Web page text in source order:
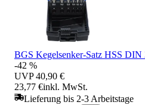
BGS Kegelsenker-Satz HSS DIN
-42 %
UVP 40,90 €
23,77 €inkl. MwSt.
Lieferung bis 2-3 Arbeitstage